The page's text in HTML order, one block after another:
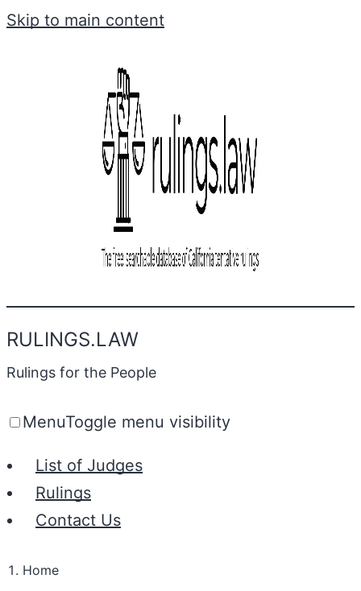
Skip to main content
RULINGS.LAW
Rulings for the People
MenuToggle menu visibility
List of Judges
Rulings
Contact Us
Home